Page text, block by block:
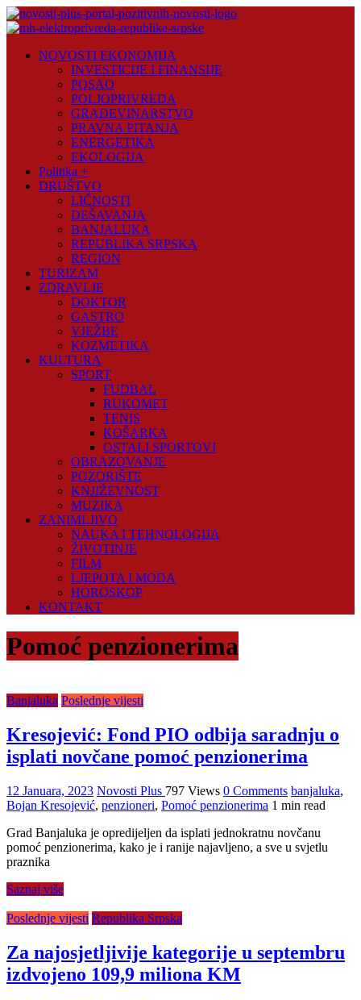
Skip
to
Plus
NOVOSTI EKONOMIJA
INVESTICIJE I FINANSIJE
POSAO
POLJOPRIVREDA
GRAĐEVINARSTVO
PRAVNA PITANJA
ENERGETIKA
EKOLOGIJA
Politika +
DRUŠTVO
LIČNOSTI
DEŠAVANJA
BANJALUKA
REPUBLIKA SRPSKA
REGION
TURIZAM
ZDRAVLJE
DOKTOR
GASTRO
VJEŽBE
KOZMETIKA
KULTURA
SPORT
FUDBAL
RUKOMET
TENIS
KOŠARKA
OSTALI SPORTOVI
OBRAZOVANJE
POZORIŠTE
KNJIŽEVNOST
MUZIKA
ZANIMLJIVO
NAUKA I TEHNOLOGIJA
ŽIVOTINJE
FILM
LJEPOTA I MODA
HOROSKOP
KONTAKT
Pomoć penzionerima
Banjaluka Poslednje vijesti
Kresojević: Fond PIO odbija saradnju o
isplati novčane pomoć penzionerima
12 Januara, 2023 Novosti Plus 797 Views 0 Comments banjaluka,
Bojan Kresojević, penzioneri, Pomoć penzionerima 1 min read
Grad Banjaluka je opredijeljen da isplati jednokratnu novčanu
pomoć penzionerima, kako je i ranije najavljeno, a sve u svjetlu
praznika
Saznaj više
Poslednje vijesti Republika Srpska
Za najosjetljivije kategorije u septembru
izdvojeno 109,9 miliona KM